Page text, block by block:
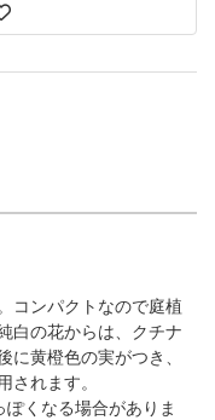
コンパクトなので庭植
白の花からは、クチナ
黄橙色の実がつき、
されます。
くなる場合がありま